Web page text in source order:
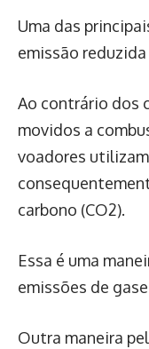
Uma das
emissão
Ao contrário dos
movidos a
voadores utilizam
carbono (CO2).
Essa é uma
emissões de
Outra maneira